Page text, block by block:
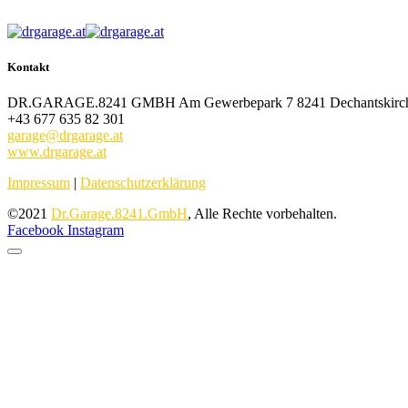
Kontakt
DR.GARAGE.8241 GMBH Am Gewerbepark 7 8241
+43 677 635 82 301
garage@drgarage.at
www.drgarage.at
Impressum | Datenschutzerklärung
©2021 Dr.Garage.8241.GmbH, Alle Rechte vorbehalten.
Facebook Instagram